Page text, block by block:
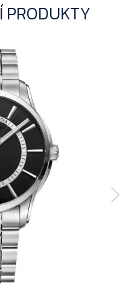
PRODUKTY